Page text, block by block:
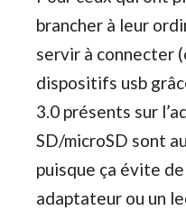
brancher à leur
servir à connecter
dispositifs usb
3.0 présents sur
SD/microSD sont
puisque ça évite
adaptateur ou un